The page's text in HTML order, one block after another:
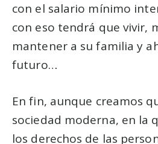
con el salario mínimo
con eso tendrá que vivir,
mantener a su familia y
futuro…
En fin, aunque creamos
sociedad moderna, en la
los derechos de las